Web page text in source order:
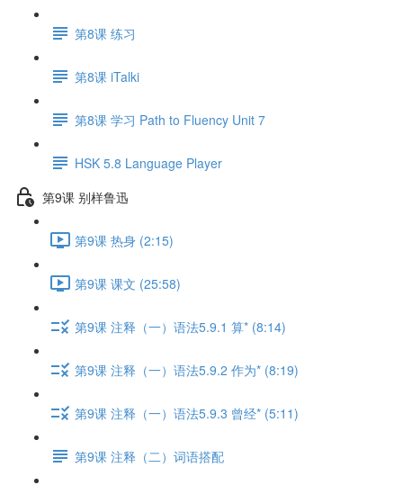
第8课 练习
第8课 iTalki
第8课 学习 Path to Fluency Unit 7
HSK 5.8 Language Player
第9课 别样鲁迅
第9课 热身 (2:15)
第9课 课文 (25:58)
第9课 注释（一）语法5.9.1 算* (8:14)
第9课 注释（一）语法5.9.2 作为* (8:19)
第9课 注释（一）语法5.9.3 曾经* (5:11)
第9课 注释（二）词语搭配